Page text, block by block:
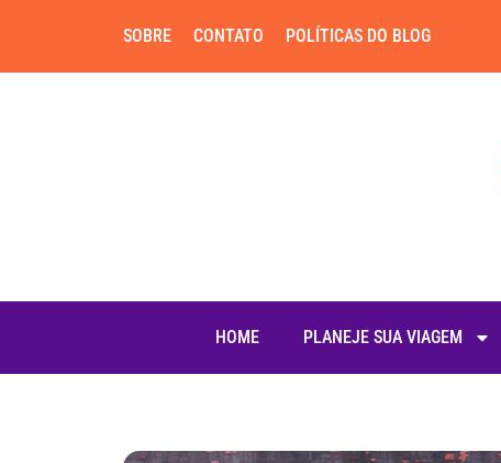
SOBRE CONTATO POLÍTICAS DO BLOG
HOME PLANEJE SUA VIAGEM